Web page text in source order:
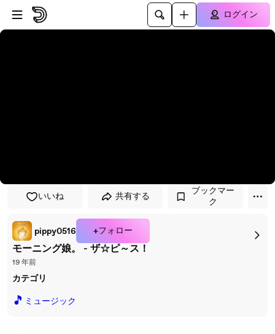
プレイヤーにスキップ
メインコンテンツにスキップ
ログイン
いいね 共有する
ブックマー
ク
pippy0516 +フォロー
モーニング娘。 - ザ☆ピ～ス！
19 年前
カテゴリ
🎵 ミュージック